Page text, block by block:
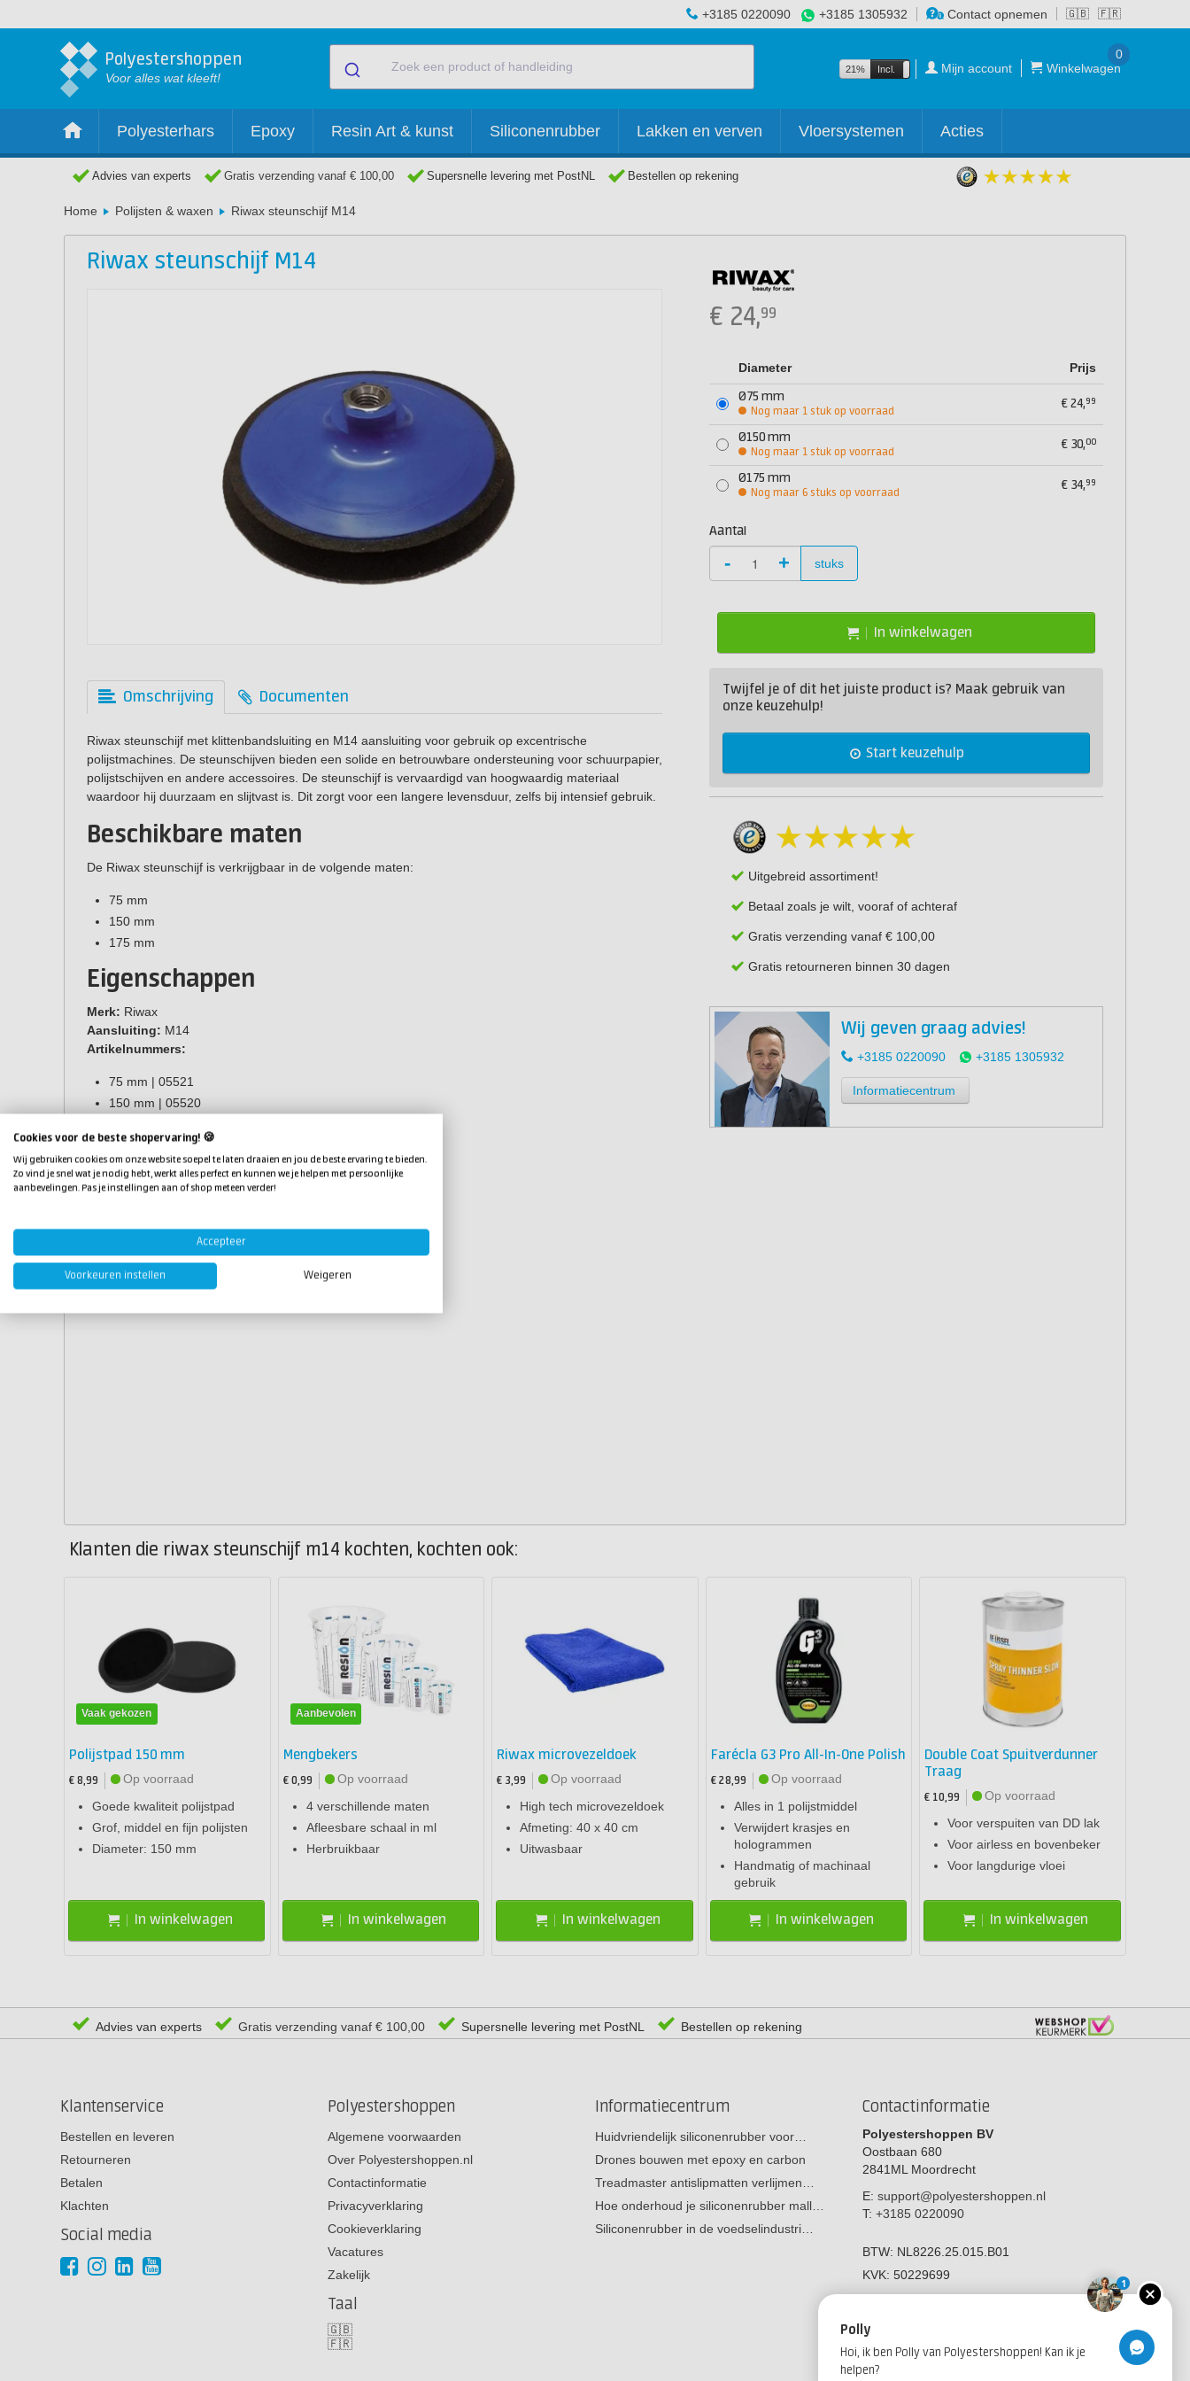
🇬🇧 🇫🇷
+3185 0220090 +3185 1305932 Contact opnemen
Polyestershoppen
Voor alles wat kleeft!
21% Incl. Excl. Mijn account Winkelwagen
0
Polyesterhars Epoxy Resin Art & kunst Siliconenrubber Lakken en verven Vloersystemen Acties
Advies van experts Gratis verzending vanaf € 100,00 Supersnelle levering met PostNL Bestellen op rekening
Home Polijsten & waxen Riwax steunschijf M14
Riwax steunschijf M14
Omschrijving Documenten
Riwax steunschijf met klittenbandsluiting en M14 aansluiting voor gebruik op excentrische
polijstmachines. De steunschijven bieden een solide en betrouwbare ondersteuning voor schuurpapier,
polijstschijven en andere accessoires. De steunschijf is vervaardigd van hoogwaardig materiaal
waardoor hij duurzaam en slijtvast is. Dit zorgt voor een langere levensduur, zelfs bij intensief gebruik.
Beschikbare maten
De Riwax steunschijf is verkrijgbaar in de volgende maten:
75 mm
150 mm
175 mm
Eigenschappen
Merk: Riwax
Aansluiting: M14
Artikelnummers:
75 mm | 05521
150 mm | 05520
€ 24,99
Diameter Prijs
Ø75 mm
Nog maar 1 stuk op voorraad
€24,99
Ø150 mm
Nog maar 1 stuk op voorraad
€ 30,00
Ø175 mm
Nog maar 6 stuks op voorraad
€ 34,99
Aantal
- + stuks
In winkelwagen
Twijfel je of dit het juiste product is? Maak gebruik van
onze keuzehulp!
Start keuzehulp
Uitgebreid assortiment!
Betaal zoals je wilt, vooraf of achteraf
Gratis verzending vanaf € 100,00
Gratis retourneren binnen 30 dagen
Wij geven graag advies!
+3185 0220090 +3185 1305932
Informatiecentrum
Klanten die riwax steunschijf m14 kochten, kochten ook:
Vaak gekozen
Polijstpad 150 mm
€ 8,99
Op voorraad
Goede kwaliteit polijstpad
Grof, middel en fijn polijsten
Diameter: 150 mm
In winkelwagen
Aanbevolen
Mengbekers
€ 0,99
Op voorraad
4 verschillende maten
Afleesbare schaal in ml
Herbruikbaar
In winkelwagen
Riwax microvezeldoek
€ 3,99
Op voorraad
High tech microvezeldoek
Afmeting: 40 x 40 cm
Uitwasbaar
In winkelwagen
Farécla G3 Pro All-In-One Polish
€ 28,99
Op voorraad
Alles in 1 polijstmiddel
Verwijdert krasjes en
hologrammen
Handmatig of machinaal
gebruik
In winkelwagen
Double Coat Spuitverdunner
Traag
€ 10,99
Op voorraad
Voor verspuiten van DD lak
Voor airless en bovenbeker
Voor langdurige vloei
In winkelwagen
Advies van experts Gratis verzending vanaf € 100,00 Supersnelle levering met PostNL Bestellen op rekening
Klantenservice
Bestellen en leveren
Retourneren
Betalen
Klachten
Social media
Polyestershoppen
Algemene voorwaarden
Over Polyestershoppen.nl
Contactinformatie
Privacyverklaring
Cookieverklaring
Vacatures
Zakelijk
Taal
🇬🇧
🇫🇷
Informatiecentrum
Huidvriendelijk siliconenrubber voor…
Drones bouwen met epoxy en carbon
Treadmaster antislipmatten verlijmen…
Hoe onderhoud je siliconenrubber mall…
Siliconenrubber in de voedselindustri…
Contactinformatie
Polyestershoppen BV
Oostbaan 680
2841ML Moordrecht
E: support@polyestershoppen.nl
T: +3185 0220090
BTW: NL8226.25.015.B01
KVK: 50229699
1
Polly
Hoi, ik ben Polly van Polyestershoppen! Kan ik je
helpen?
Cookies voor de beste shopervaring! 🍪
Wij gebruiken cookies om onze website soepel te laten draaien en jou de beste ervaring te bieden.
Zo vind je snel wat je nodig hebt, werkt alles perfect en kunnen we je helpen met persoonlijke
aanbevelingen. Pas je instellingen aan of shop meteen verder!
Accepteer
Voorkeuren instellen Weigeren